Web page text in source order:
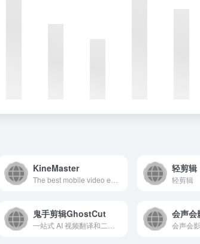
KineMaster 轻剪辑
轻剪辑
鬼手剪辑GhostCut 会声会